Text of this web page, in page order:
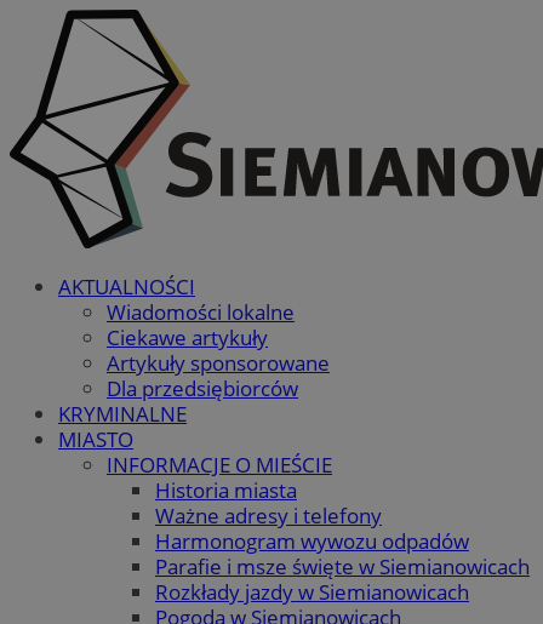
AKTUALNOŚCI
Wiadomości lokalne
Ciekawe artykuły
Artykuły sponsorowane
Dla przedsiębiorców
KRYMINALNE
MIASTO
INFORMACJE O MIEŚCIE
Historia miasta
Ważne adresy i telefony
Harmonogram wywozu odpadów
Parafie i msze święte w Siemianowicach
Rozkłady jazdy w Siemianowicach
Pogoda w Siemianowicach